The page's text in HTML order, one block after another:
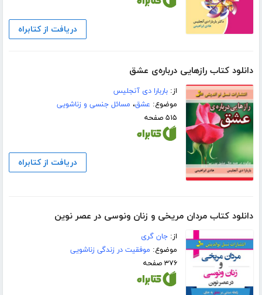
دریافت از کتابراه
دانلود کتاب رازهایی درباره‌ی عشق
از:باربارا دی آنجلیس
موضوع: عشق، مسائل جنسی و زناشویی
۵۱۵ صفحه
دریافت از کتابراه
دانلود کتاب مردان مریخی و زنان ونوسی در عصر نوین
از:جان گری
موضوع: موفقیت در زندگی زناشویی
۳۷۶ صفحه